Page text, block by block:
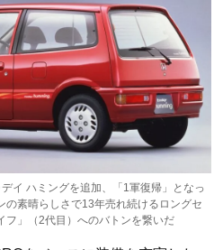
イ ハミングを追加、「1軍復帰」となっ
の素晴らしさで13年売れ続けるロングセ
フ」（2代目）へのバトンを繋いだ